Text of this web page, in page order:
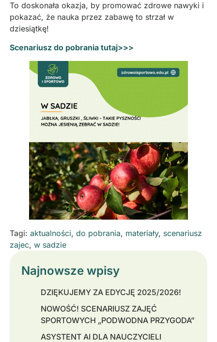
To doskonała okazja, by promować zdrowe nawyki i
pokazać, że nauka przez zabawę to strzał w
dziesiątkę!
Scenariusz do pobrania tutaj>>>
Tagi: aktualności, do pobrania, materiały, scenariusz
zajec, w sadzie
Najnowsze wpisy
DZIĘKUJEMY ZA EDYCJĘ 2025/2026!
NOWOŚĆ! SCENARIUSZ ZAJĘĆ
SPORTOWYCH „PODWODNA PRZYGODA”
ASYSTENT AI DLA NAUCZYCIELI